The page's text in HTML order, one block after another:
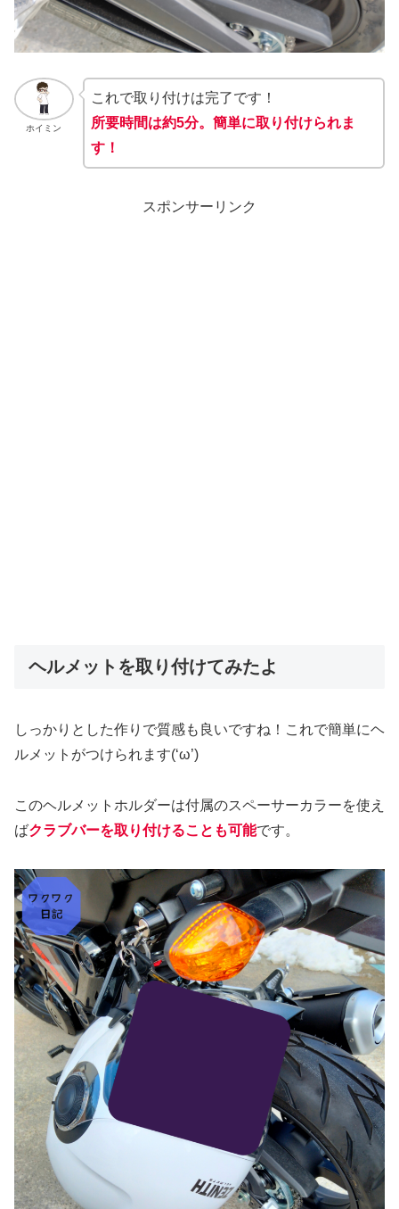
ホイミン
これで取り付けは完了です！
所要時間は約5分。簡単に取り付けられま
す！
スポンサーリンク
ヘルメットを取り付けてみたよ
しっかりとした作りで質感も良いですね！これで簡単にヘ
ルメットがつけられます(‘ω’)
このヘルメットホルダーは付属のスペーサーカラーを使え
ばクラブバーを取り付けることも可能です。